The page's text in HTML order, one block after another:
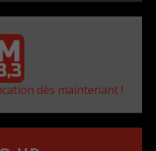
dès maintenant !